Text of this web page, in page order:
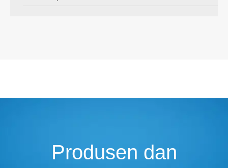
Produsen dan